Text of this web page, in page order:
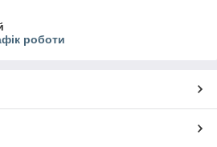
роботи